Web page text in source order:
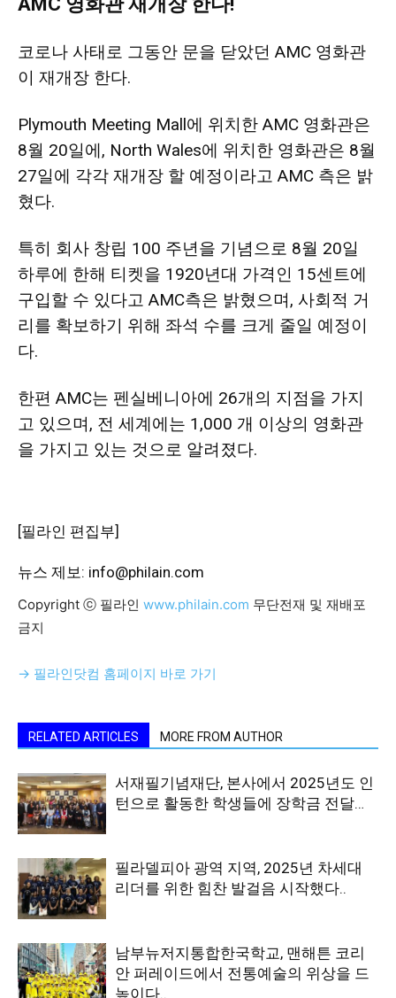
코로나 사태로 그동안 문을 닫았던 AMC 영화관
이 재개장 한다.
Plymouth Meeting Mall에 위치한 AMC 영화관은
8월 20일에, North Wales에 위치한 영화관은 8월
27일에 각각 재개장 할 예정이라고 AMC 측은 밝
혔다.
특히 회사 창립 100 주년을 기념으로 8월 20일
하루에 한해 티켓을 1920년대 가격인 15센트에
구입할 수 있다고 AMC측은 밝혔으며, 사회적 거
리를 확보하기 위해 좌석 수를 크게 줄일 예정이
다.
한편 AMC는 펜실베니아에 26개의 지점을 가지
고 있으며, 전 세계에는 1,000 개 이상의 영화관
을 가지고 있는 것으로 알려졌다.
[필라인 편집부]
뉴스 제보: info@philain.com
Copyright ⓒ 필라인 www.philain.com 무단전재 및 재배포
금지
→ 필라인닷컴 홈페이지 바로 가기
RELATED ARTICLES MORE FROM AUTHOR
서재필기념재단, 본사에서 2025년도 인
턴으로 활동한 학생들에 장학금 전달…
필라델피아 광역 지역, 2025년 차세대
리더를 위한 힘찬 발걸음 시작했다..
남부뉴저지통합한국학교, 맨해튼 코리
안 퍼레이드에서 전통예술의 위상을 드
높이다..